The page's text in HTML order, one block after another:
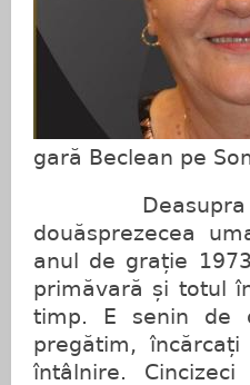
gară Beclean pe
Deasupra
douăsprezecea
anul de grație
primăvară și totul
timp. E senin de
pregătim,
întâlnire.